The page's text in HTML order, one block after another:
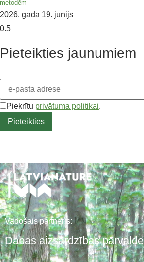
metodēm
2026. gada 19. jūnijs
Pieteikties jaunumiem
Piekrītu privātuma politikai.
Vadošais partneris:
Dabas aizsardzības pārvalde